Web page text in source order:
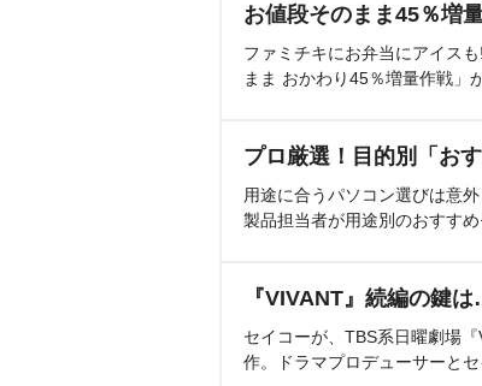
お値段そのまま45％増
ファミチキにお弁当にアイス
まま おかわり45％増量作戦」
プロ厳選！目的別「お
用途に合うパソコン選びは意
製品担当者が用途別のおすすめ
『VIVANT』続編の鍵
セイコーが、TBS系日曜劇場
作。ドラマプロデューサーと